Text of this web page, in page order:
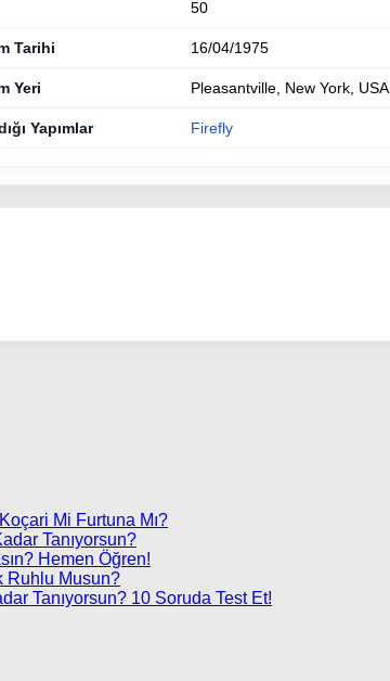
50
Tarihi 16/04/1975
Yeri Pleasantville, New York, USA
Yapımlar Firefly
Mi Furtuna Mı?
Tanıyorsun?
Hemen Öğren!
Ruhlu Musun?
Tanıyorsun? 10 Soruda Test Et!